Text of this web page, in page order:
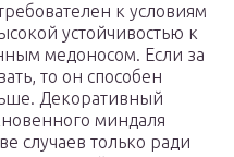
к условиям
устойчивостью к
медоносом. Если за
то он способен
Декоративный
миндаля
случаев только ради